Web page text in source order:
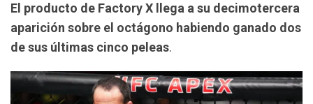
El producto de Factory X llega a su decimotercera
aparición sobre el octágono habiendo ganado dos
de sus últimas cinco peleas.